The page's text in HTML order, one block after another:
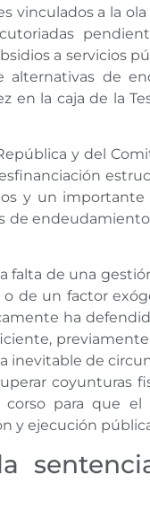
vinculados a la
a servicios
alternativas de
en la caja de la
y del
y un
de
falta de una
o de un factor
ha
inevitable de
coyunturas
para que el
y ejecución